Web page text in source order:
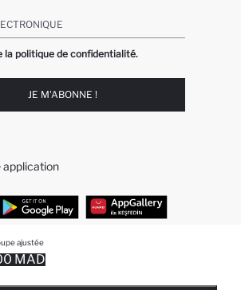
ajustée
MAD
la politique de confidentialité.
JE M'ABONNE !
application